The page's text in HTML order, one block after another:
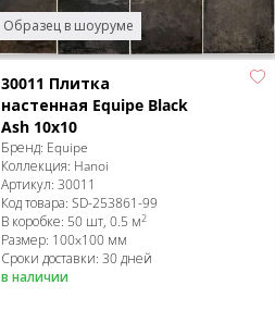
Образец в шоуруме
30011 Плитка
настенная Equipe Black
Ash 10х10
Бренд: Equipe
Коллекция: Hanoi
Артикул:30011
Код товара:SD-253861-99
В коробке: 50 шт, 0.5 м2
Размер: 100x100 мм
Сроки доставки: 30 дней
в наличии